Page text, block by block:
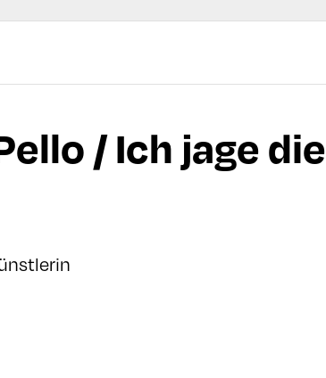
/ Ich jage die